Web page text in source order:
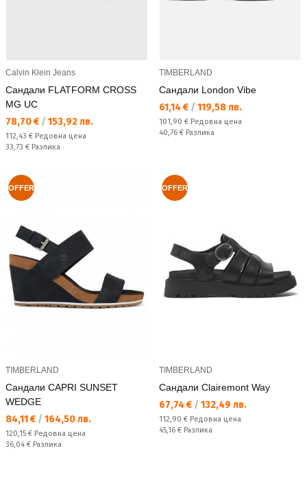
Calvin Klein Jeans
Сандали FLATFORM CROSS
MG UC
Текуща цена:
78,70 € / 153,92 лв.
Редовна цена:
112,43 € Редовна цена
Спестявате:
33,73 € Разлика
TIMBERLAND
Сандали London Vibe
Текуща цена:
61,14 € / 119,58 лв.
Редовна цена:
101,90 € Редовна цена
Спестявате:
40,76 € Разлика
OFFER
TIMBERLAND
Сандали CAPRI SUNSET
WEDGE
Текуща цена:
84,11 € / 164,50 лв.
Редовна цена:
120,15 € Редовна цена
Спестявате:
36,04 € Разлика
OFFER
TIMBERLAND
Сандали Clairemont Way
Текуща цена:
67,74 € / 132,49 лв.
Редовна цена:
112,90 € Редовна цена
Спестявате:
45,16 € Разлика